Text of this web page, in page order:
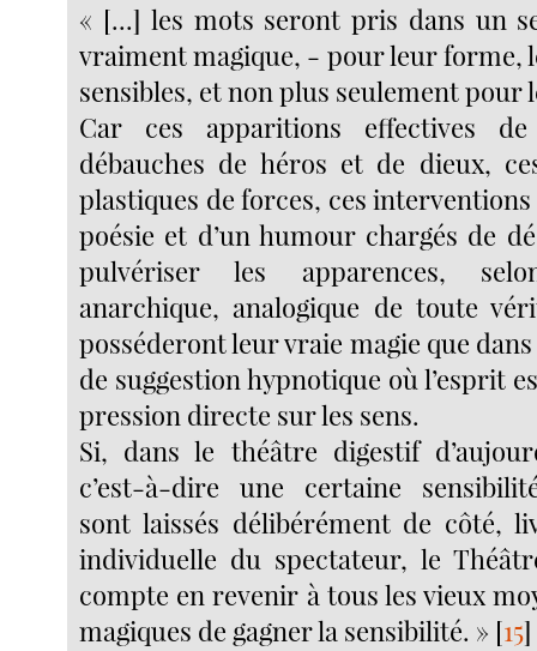
« [...] les mots seront pris dans un
vraiment magique, - pour leur forme,
sensibles, et non plus seulement pour
Car ces apparitions effectives
débauches de héros et de dieux,
plastiques de forces, ces interventions
poésie et d’un humour chargés de
pulvériser les apparences,
anarchique, analogique de toute
posséderont leur vraie magie que
de suggestion hypnotique où l’esprit
pression directe sur les sens.
Si, dans le théâtre digestif
c’est-à-dire une certaine
sont laissés délibérément de côté,
individuelle du spectateur, le
compte en revenir à tous les vieux
magiques de gagner la sensibilité. » [15]